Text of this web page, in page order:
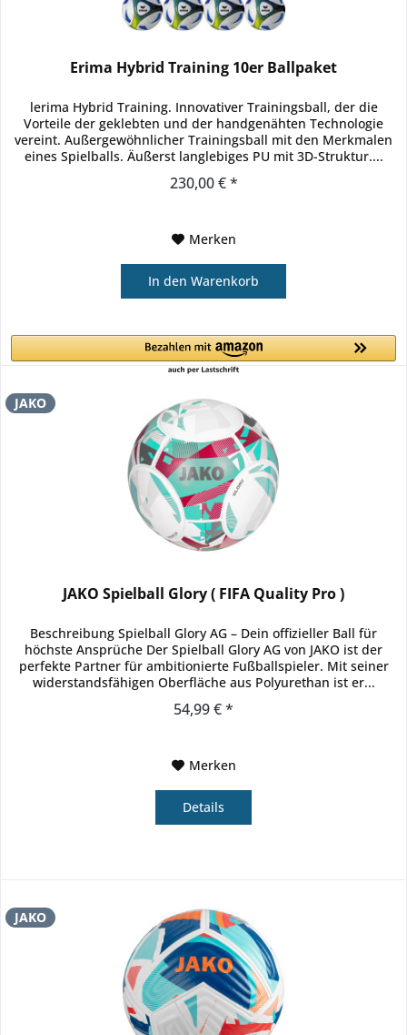
Erima Hybrid Training 10er Ballpaket
lerima Hybrid Training. Innovativer Trainingsball, der die
Vorteile der geklebten und der handgenähten Technologie
vereint. Außergewöhnlicher Trainingsball mit den Merkmalen
eines Spielballs. Äußerst langlebiges PU mit 3D-Struktur....
230,00 € *
Merken
In den Warenkorb
JAKO
JAKO Spielball Glory ( FIFA Quality Pro )
Beschreibung Spielball Glory AG – Dein offizieller Ball für
höchste Ansprüche Der Spielball Glory AG von JAKO ist der
perfekte Partner für ambitionierte Fußballspieler. Mit seiner
widerstandsfähigen Oberfläche aus Polyurethan ist er...
54,99 € *
Merken
Details
JAKO